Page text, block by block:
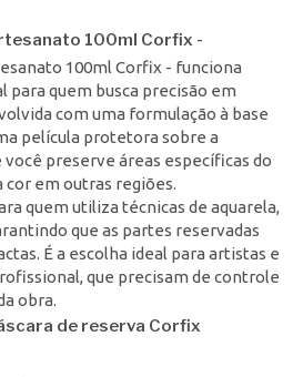
100ml Corfix -
100ml Corfix - funciona
para quem busca precisão em
com uma formulação à base
película protetora sobre a
preserve áreas específicas do
em outras regiões.
quem utiliza técnicas de aquarela,
que as partes reservadas
É a escolha ideal para artistas e
que precisam de controle
obra.
de reserva Corfix